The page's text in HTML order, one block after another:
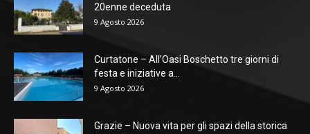
20enne deceduta
9 Agosto 2026
Curtatone – All’Oasi Boschetto tre giorni di
festa e iniziative a...
9 Agosto 2026
Grazie – Nuova vita per gli spazi della storica